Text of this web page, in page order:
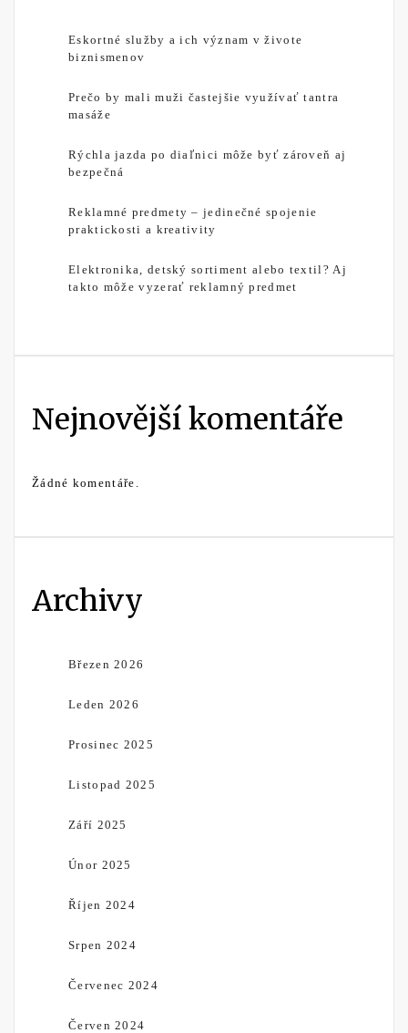
Eskortné služby a ich význam v živote
biznismenov
Prečo by mali muži častejšie využívať tantra
masáže
Rýchla jazda po diaľnici môže byť zároveň aj
bezpečná
Reklamné predmety – jedinečné spojenie
praktickosti a kreativity
Elektronika, detský sortiment alebo textil? Aj
takto môže vyzerať reklamný predmet
Nejnovější komentáře
Žádné komentáře.
Archivy
Březen 2026
Leden 2026
Prosinec 2025
Listopad 2025
Září 2025
Únor 2025
Říjen 2024
Srpen 2024
Červenec 2024
Červen 2024